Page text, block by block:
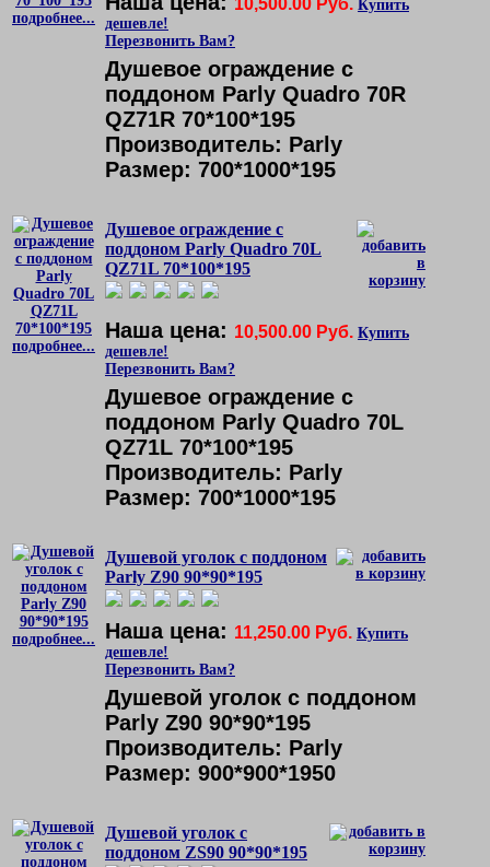
подробнее...
10,500.00 Руб. Купить
дешевле!
Перезвонить Вам?
Душевое ограждение с
поддоном Parly Quadro 70R
QZ71R 70*100*195
Производитель: Parly
Размер: 700*1000*195
подробнее...
Душевое ограждение с
поддоном Parly Quadro 70L
QZ71L 70*100*195
Наша цена: 10,500.00 Руб. Купить
дешевле!
Перезвонить Вам?
Душевое ограждение с
поддоном Parly Quadro 70L
QZ71L 70*100*195
Производитель: Parly
Размер: 700*1000*195
подробнее...
Душевой уголок с поддоном
Parly Z90 90*90*195
Наша цена: 11,250.00 Руб. Купить
дешевле!
Перезвонить Вам?
Душевой уголок с поддоном
Parly Z90 90*90*195
Производитель: Parly
Размер: 900*900*1950
Душевой уголок с
поддоном ZS90 90*90*195